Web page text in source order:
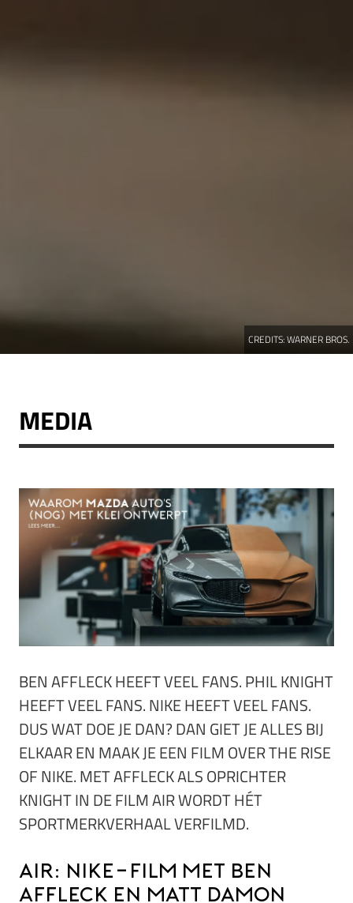
CREDITS:WARNER BROS.
MEDIA
BEN AFFLECK HEEFT VEEL FANS. PHIL KNIGHT
HEEFT VEEL FANS. NIKE HEEFT VEEL FANS.
DUS WAT DOE JE DAN? DAN GIET JE ALLES BIJ
ELKAAR EN MAAK JE EEN FILM OVER THE RISE
OF NIKE. MET AFFLECK ALS OPRICHTER
KNIGHT IN DE FILM AIR WORDT HÉT
SPORTMERKVERHAAL VERFILMD.
AIR: Nike-film met Ben
Affleck en Matt Damon